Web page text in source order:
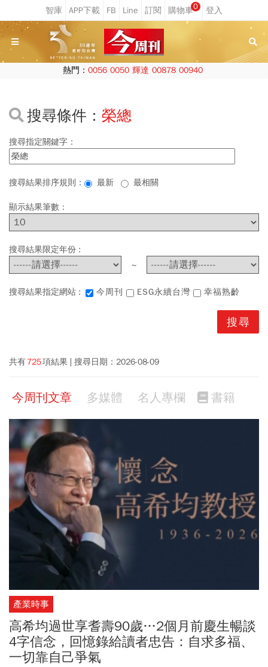
0
熱門： 0056 0050 輝達 00878 00940
搜尋條件： 榮總
搜尋指定關鍵字：
搜尋結果排序規則： 最新 最相關
顯示結果筆數：
搜尋結果限定年份 :
~
搜尋結果指定網站 : 今周刊 ESG永續台灣 幸福熟齡
共有725項結果 搜尋日期： 2026-08-09
今周刊文章 多媒體 名人專欄 書籍
產業時事
高希均過世享耆壽90歲…2個月前慶生暢談
4字信念，回憶錄給讀者忠告：自求多福、
一切靠自己爭氣